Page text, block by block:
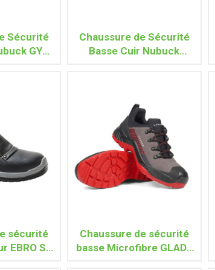
Sécurité
GYM
Chaussure de Sécurité
Basse Cuir Nubuck
sécurité
EBRO S3
Chaussure de sécurité
basse Microfibre GLADE